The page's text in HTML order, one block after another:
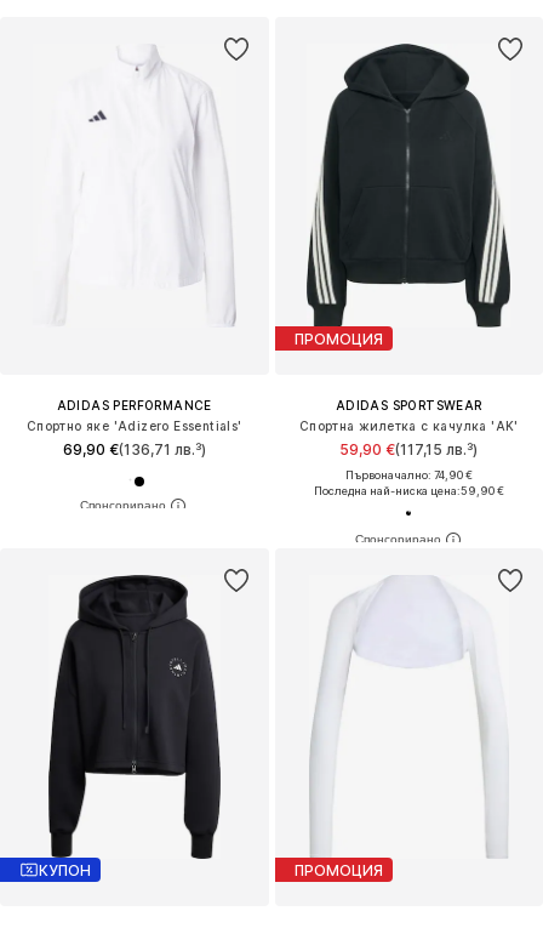
ADIDAS PERFORMANCE
Спортно яке 'Adizero Essentials'
69,90 €(136,71 лв.³)
ПРОМОЦИЯ
ADIDAS SPORTSWEAR
Спортна жилетка с качулка 'AK'
59,90 €(117,15 лв.³)
Първоначално: 74,90 €
Последна най-ниска цена:59,90 €
КУПОН ПРОМОЦИЯ